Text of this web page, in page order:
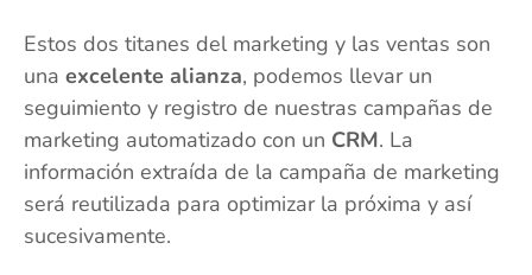
Estos dos titanes del marketing y las ventas son
una excelente alianza, podemos llevar un
seguimiento y registro de nuestras campañas de
marketing automatizado con un CRM. La
información extraída de la campaña de marketing
será reutilizada para optimizar la próxima y así
sucesivamente.